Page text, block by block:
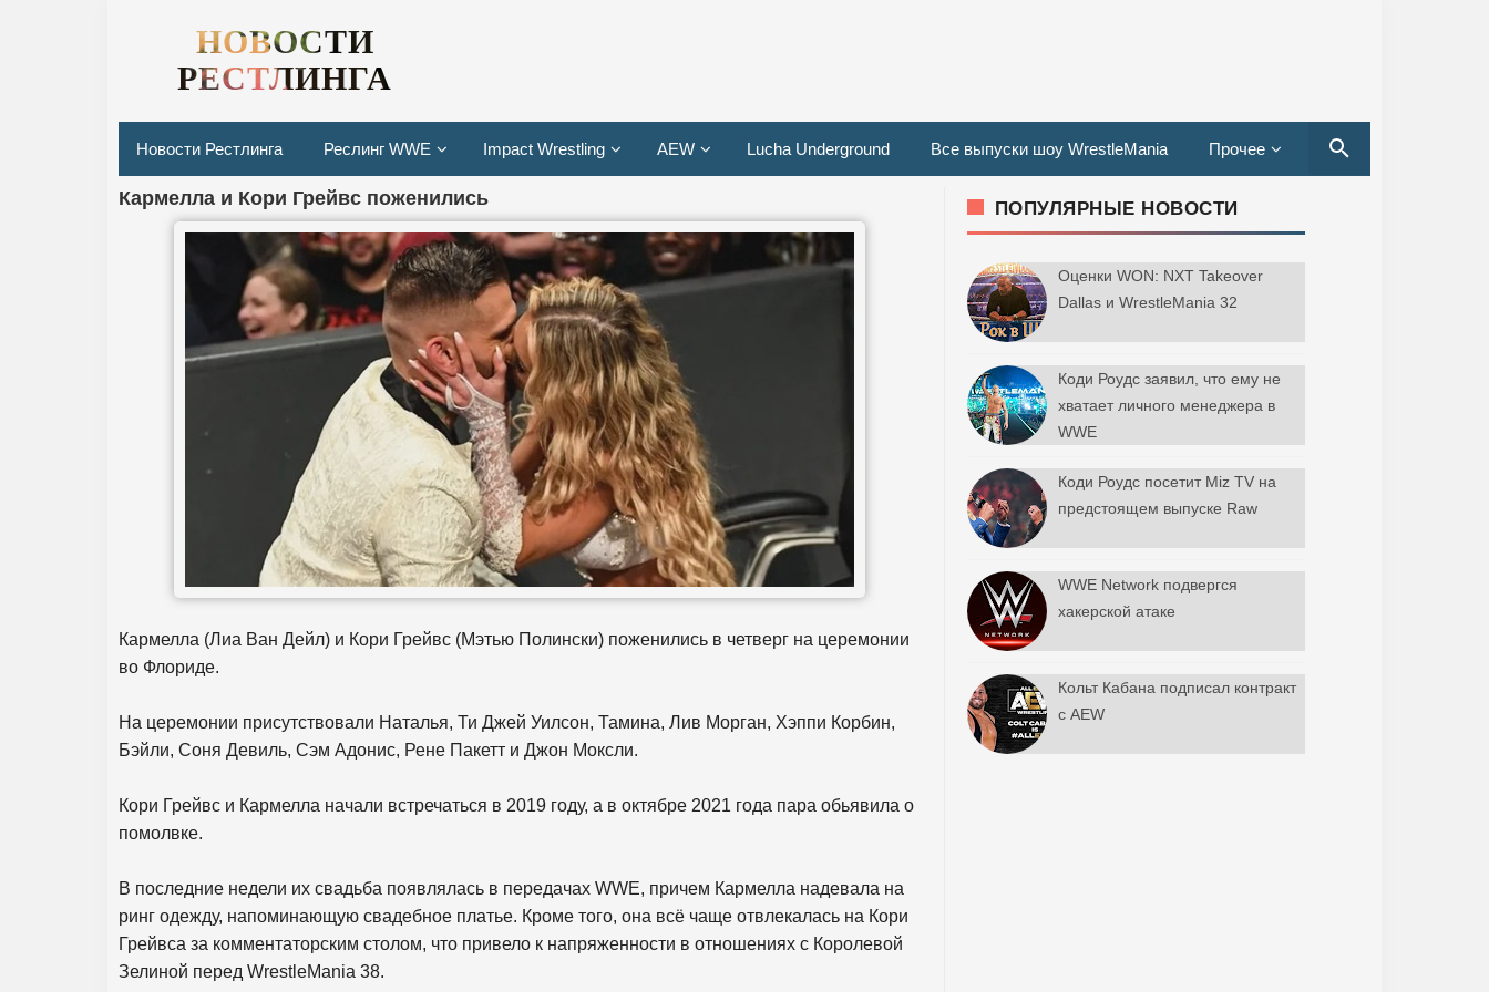
НОВОСТИ
РЕСТЛИНГА
Новости Рестлинга Реслинг WWE Impact Wrestling AEW Lucha Underground Все выпуски шоу WrestleMania Прочее
Кармелла и Кори Грейвс поженились
Кармелла (Лиа Ван Дейл) и Кори Грейвс (Мэтью Полински) поженились в четверг на церемонии
во Флориде.
На церемонии присутствовали Наталья, Ти Джей Уилсон, Тамина, Лив Морган, Хэппи Корбин,
Бэйли, Соня Девиль, Сэм Адонис, Рене Пакетт и Джон Моксли.
Кори Грейвс и Кармелла начали встречаться в 2019 году, а в октябре 2021 года пара обьявила о
помолвке.
В последние недели их свадьба появлялась в передачах WWE, причем Кармелла надевала на
ринг одежду, напоминающую свадебное платье. Кроме того, она всё чаще отвлекалась на Кори
Грейвса за комментаторским столом, что привело к напряженности в отношениях с Королевой
Зелиной перед WrestleMania 38.
ПОПУЛЯРНЫЕ НОВОСТИ
Оценки WON: NXT Takeover
Dallas и WrestleMania 32
Коди Роудс заявил, что ему не
хватает личного менеджера в
WWE
Коди Роудс посетит Miz TV на
предстоящем выпуске Raw
WWE Network подвергся
хакерской атаке
Кольт Кабана подписал контракт
с AEW